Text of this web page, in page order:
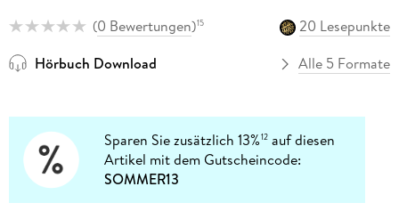
(0 Bewertungen)15
20 Lesepunkte
Hörbuch Download
Alle 5 Formate
Sparen Sie zusätzlich 13%12 auf diesen
Artikel mit dem Gutscheincode:
SOMMER13